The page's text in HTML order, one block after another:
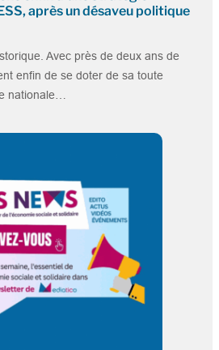
après un désaveu politique
Avec près de deux ans de
enfin de se doter de sa toute
nationale…